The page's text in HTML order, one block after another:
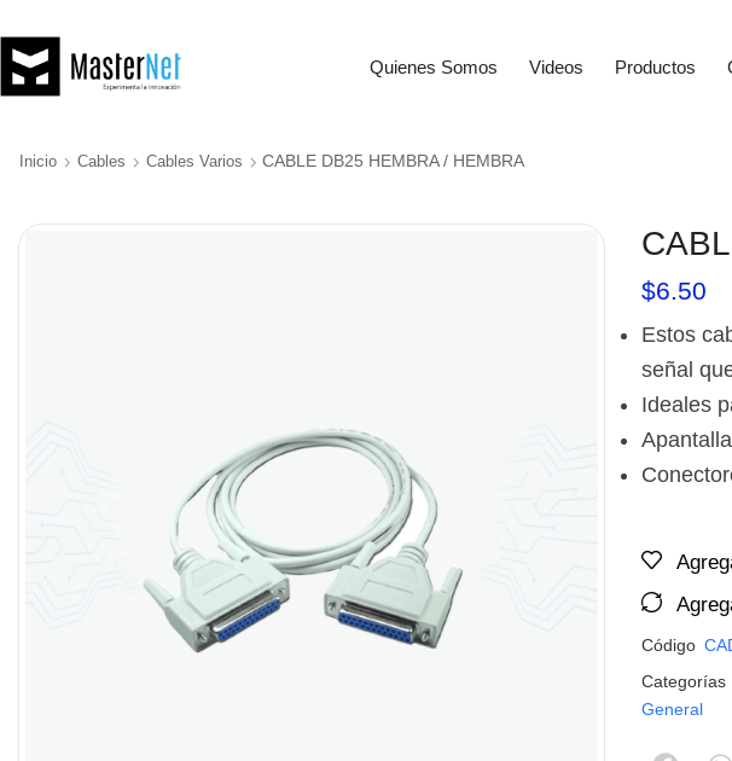
Quienes Somos Videos Productos
Inicio Cables Cables Varios CABLE DB25 HEMBRA / HEMBRA
$6.50
Estos
señal
Ideales
Código
Categorías
General